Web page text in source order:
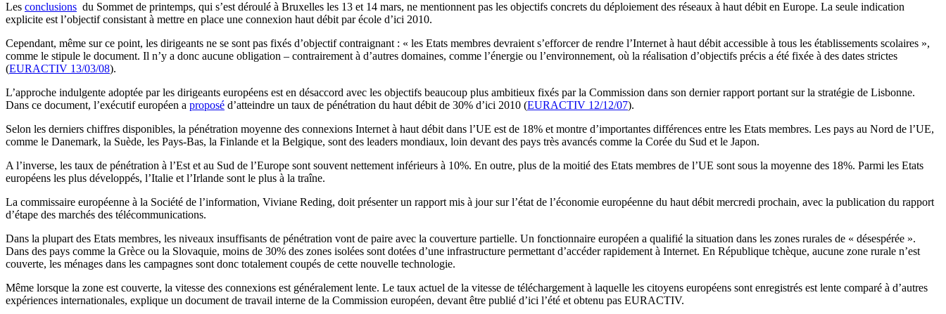
Les conclusions du Sommet de printemps, qui s’est déroulé à Bruxelles les 13 et 14 mars, ne mentionnent pas les objectifs concrets du déploiement des réseaux à haut débit en Europe. La seule indication
explicite est l’objectif consistant à mettre en place une connexion haut débit par école d’ici 2010.
Cependant, même sur ce point, les dirigeants ne se sont pas fixés d’objectif contraignant : « les Etats membres devraient s’efforcer de rendre l’Internet à haut débit accessible à tous les établissements scolaires »,
comme le stipule le document. Il n’y a donc aucune obligation – contrairement à d’autres domaines, comme l’énergie ou l’environnement, où la réalisation d’objectifs précis a été fixée à des dates strictes
(EURACTIV 13/03/08).
L’approche indulgente adoptée par les dirigeants européens est en désaccord avec les objectifs beaucoup plus ambitieux fixés par la Commission dans son dernier rapport portant sur la stratégie de Lisbonne.
Dans ce document, l’exécutif européen a proposé d’atteindre un taux de pénétration du haut débit de 30% d’ici 2010 (EURACTIV 12/12/07).
Selon les derniers chiffres disponibles, la pénétration moyenne des connexions Internet à haut débit dans l’UE est de 18% et montre d’importantes différences entre les Etats membres. Les pays au Nord de l’UE,
comme le Danemark, la Suède, les Pays-Bas, la Finlande et la Belgique, sont des leaders mondiaux, loin devant des pays très avancés comme la Corée du Sud et le Japon.
A l’inverse, les taux de pénétration à l’Est et au Sud de l’Europe sont souvent nettement inférieurs à 10%. En outre, plus de la moitié des Etats membres de l’UE sont sous la moyenne des 18%. Parmi les Etats
européens les plus développés, l’Italie et l’Irlande sont le plus à la traîne.
La commissaire européenne à la Société de l’information, Viviane Reding, doit présenter un rapport mis à jour sur l’état de l’économie européenne du haut débit mercredi prochain, avec la publication du rapport
d’étape des marchés des télécommunications.
Dans la plupart des Etats membres, les niveaux insuffisants de pénétration vont de paire avec la couverture partielle. Un fonctionnaire européen a qualifié la situation dans les zones rurales de « désespérée ».
Dans des pays comme la Grèce ou la Slovaquie, moins de 30% des zones isolées sont dotées d’une infrastructure permettant d’accéder rapidement à Internet. En République tchèque, aucune zone rurale n’est
couverte, les ménages dans les campagnes sont donc totalement coupés de cette nouvelle technologie.
Même lorsque la zone est couverte, la vitesse des connexions est généralement lente. Le taux actuel de la vitesse de téléchargement à laquelle les citoyens européens sont enregistrés est lente comparé à d’autres
expériences internationales, explique un document de travail interne de la Commission européen, devant être publié d’ici l’été et obtenu pas EURACTIV.